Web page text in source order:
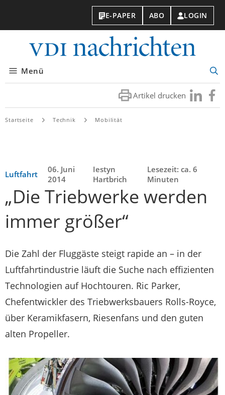
E-PAPER ABO LOGIN
Menü
Artikel drucken Besuchen
Sie
Sie
Startseite Technik Mobilität
Luftfahrt
06. Juni
2014
Iestyn
Hartbrich
Lesezeit: ca. 6
Minuten
„Die Triebwerke werden
immer größer“
Die Zahl der Fluggäste steigt rapide an – in der
Luftfahrtindustrie läuft die Suche nach effizienten
Technologien auf Hochtouren. Ric Parker,
Chefentwickler des Triebwerksbauers Rolls-Royce,
über Keramikfasern, Riesenfans und den guten
alten Propeller.